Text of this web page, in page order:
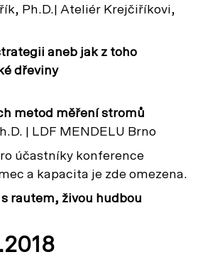
Ph.D.| Ateliér Krejčiříkovi,
aneb jak z toho
dřeviny
metod měření stromů
| LDF MENDELU Brno
účastníky konference
a kapacita je zde omezena.
rautem, živou hudbou